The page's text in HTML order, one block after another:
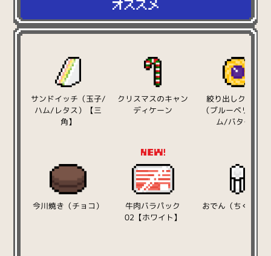
サンドイッチ（玉子/
ハム/レタス）【三
角】
クリスマスのキャン
ディケーン
絞り出しクッキー
（ブルーベリージ
ム/バター）
今川焼き（チョコ）
牛肉バラパック
02【ホワイト】
おでん（ちくわぶ